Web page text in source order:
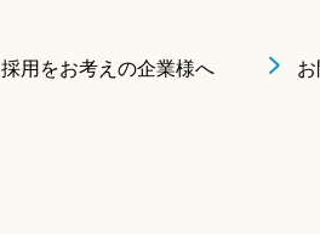
採用をお考えの企業様へ